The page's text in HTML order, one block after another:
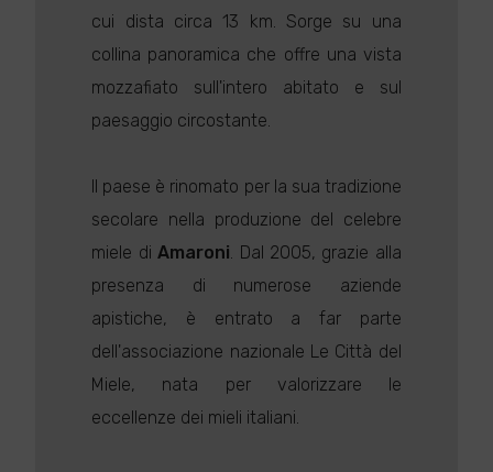
cui dista circa 13 km. Sorge su una
collina panoramica che offre una vista
mozzafiato sull'intero abitato e sul
paesaggio circostante.
Il paese è rinomato per la sua tradizione
secolare nella produzione del celebre
miele diAmaroni. Dal 2005, grazie alla
presenza di numerose aziende
apistiche, è entrato a far parte
dell'associazione nazionale Le Città del
Miele, nata per valorizzare le
eccellenze dei mieli italiani.